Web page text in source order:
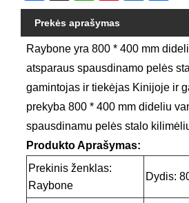
Prekės aprašymas
Raybone yra 800 * 400 mm
atsparaus spausdinamo pelės
gamintojas ir tiekėjas Kinijoje ir
prekyba 800 * 400 mm dideliu
spausdinamu pelės stalo
Produkto Aprašymas:
Prekinis ženklas:
Raybone
Dydis: